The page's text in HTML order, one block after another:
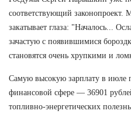
соответствующий
закатывает глаза: "Началось...
зачастую с появившимися
становятся очень хрупкими и
Самую высокую зарплату в июле
финансовой сфере — 36901
топливно-энергетических